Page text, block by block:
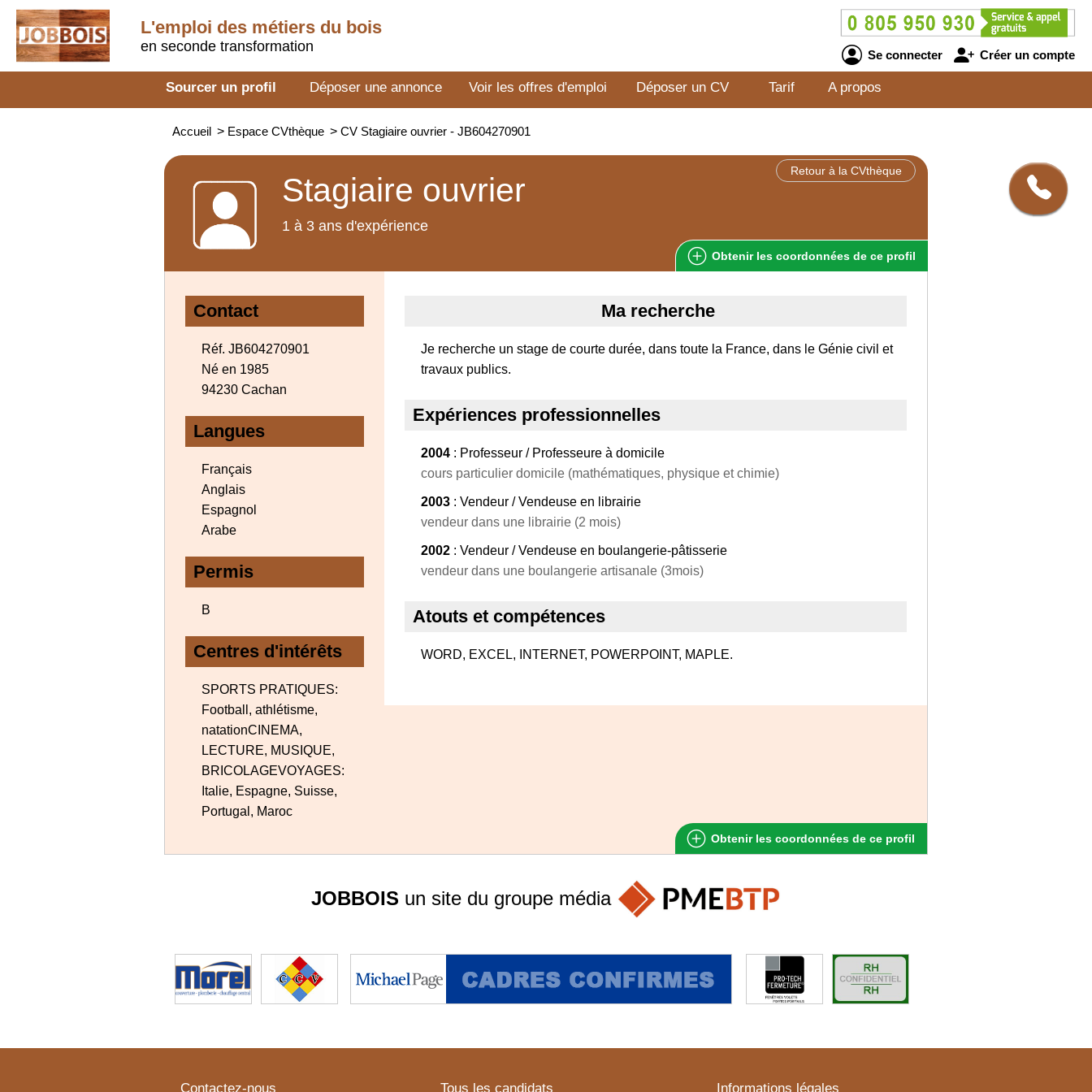
L'emploi des métiers du bois
en seconde transformation
Se connecter Créer un compte
Sourcer un profil Déposer une annonce Voir les offres d'emploi Déposer un CV Tarif A propos
Accueil > Espace CVthèque > CV Stagiaire ouvrier - JB604270901
Retour à la CVthèque
Stagiaire ouvrier
1 à 3 ans d'expérience
Obtenir les coordonnées de ce profil
Contact
Réf. JB604270901
Né en 1985
94230 Cachan
Langues
Français
Anglais
Espagnol
Arabe
Permis
B
Centres d'intérêts
SPORTS PRATIQUES:
Football, athlétisme,
natationCINEMA,
LECTURE, MUSIQUE,
BRICOLAGEVOYAGES:
Italie, Espagne, Suisse,
Portugal, Maroc
Ma recherche
Je recherche un stage de courte durée, dans toute la France, dans le Génie civil et
travaux publics.
Expériences professionnelles
2004 : Professeur / Professeure à domicile
cours particulier domicile (mathématiques, physique et chimie)
2003 : Vendeur / Vendeuse en librairie
vendeur dans une librairie (2 mois)
2002 : Vendeur / Vendeuse en boulangerie-pâtisserie
vendeur dans une boulangerie artisanale (3mois)
Atouts et compétences
WORD, EXCEL, INTERNET, POWERPOINT, MAPLE.
Obtenir les coordonnées de ce profil
JOBBOIS un site du groupe média
Contactez-nous Tous les candidats Informations légales